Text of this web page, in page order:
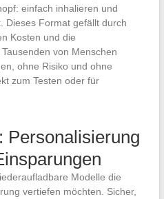
einfach inhalieren und
Dieses Format gefällt durch
Kosten und die
von Menschen
ohne Risiko und ohne
zum Testen oder für
Personalisierung
Modelle die
vertiefen möchten. Sicher,